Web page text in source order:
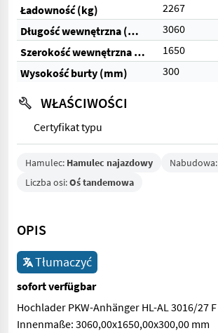
Ładowność (kg)
2267
Długość wewnętrzna (mm)
3060
Szerokość wewnętrzna (mm)
1650
Wysokość burty (mm)
300
WŁAŚCIWOŚCI
Certyfikat typu
Hamulec: Hamulec najazdowy Nabudowa:
Liczba osi:Oś tandemowa
OPIS
Tłumaczyć
sofort verfügbar
Hochlader PKW-Anhänger HL-AL 3016/27 F
Innenmaße: 3060,00x1650,00x300,00 mm